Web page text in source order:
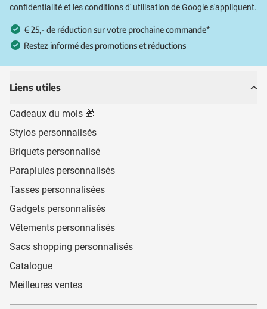
confidentialitéet lesconditions d' utilisation deGoogles'appliquent.
€ 25,- de réduction sur votre prochaine commande*
Restez informé des promotions et réductions
Liens utiles
Cadeaux du mois 🎁
Stylos personnalisés
Briquets personnalisé
Parapluies personnalisés
Tasses personnalisées
Gadgets personnalisés
Vêtements personnalisés
Sacs shopping personnalisés
Catalogue
Meilleures ventes